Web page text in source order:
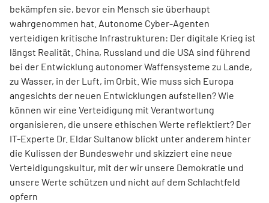
bekämpfen sie, bevor ein Mensch sie überhaupt
wahrgenommen hat. Autonome Cyber-Agenten
verteidigen kritische Infrastrukturen: Der digitale Krieg ist
längst Realität. China, Russland und die USA sind führend
bei der Entwicklung autonomer Waffensysteme zu Lande,
zu Wasser, in der Luft, im Orbit. Wie muss sich Europa
angesichts der neuen Entwicklungen aufstellen? Wie
können wir eine Verteidigung mit Verantwortung
organisieren, die unsere ethischen Werte reflektiert? Der
IT-Experte Dr. Eldar Sultanow blickt unter anderem hinter
die Kulissen der Bundeswehr und skizziert eine neue
Verteidigungskultur, mit der wir unsere Demokratie und
unsere Werte schützen und nicht auf dem Schlachtfeld
opfern